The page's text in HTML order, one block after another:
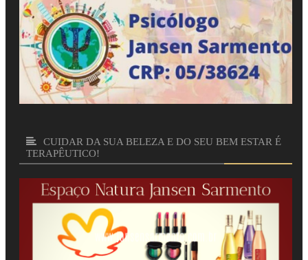
CUIDAR DA SUA BELEZA E DO SEU BEM ESTAR É
TERAPÊUTICO!